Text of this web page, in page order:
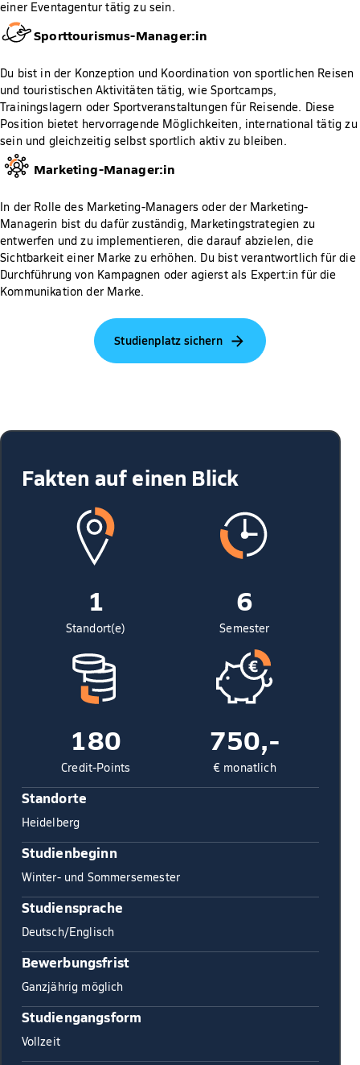
einer Eventagentur tätig zu sein.
Sporttourismus-Manager:in
Du bist in der Konzeption und Koordination von sportlichen Reisen
und touristischen Aktivitäten tätig, wie Sportcamps,
Trainingslagern oder Sportveranstaltungen für Reisende. Diese
Position bietet hervorragende Möglichkeiten, international tätig zu
sein und gleichzeitig selbst sportlich aktiv zu bleiben.
Marketing-Manager:in
In der Rolle des Marketing-Managers oder der Marketing-
Managerin bist du dafür zuständig, Marketingstrategien zu
entwerfen und zu implementieren, die darauf abzielen, die
Sichtbarkeit einer Marke zu erhöhen. Du bist verantwortlich für die
Durchführung von Kampagnen oder agierst als Expert:in für die
Kommunikation der Marke.
Studienplatz sichern
Fakten auf einen Blick
1
Standort(e)
6
Semester
180
Credit-Points
750,-
€ monatlich
Standorte
Heidelberg
Studienbeginn
Winter- und Sommersemester
Studiensprache
Deutsch/Englisch
Bewerbungsfrist
Ganzjährig möglich
Studiengangsform
Vollzeit